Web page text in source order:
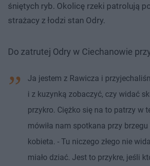
śniętych ryb. Okolicę rzeki patrolują
strażacy z łodzi stan Odry.
Do zatrutej Odry w Ciechanowie
Ja jestem z Rawicza i
i z kuzynką zobaczyć, czy widać
przykro. Ciężko się na to patrzy w
mówiła nam spotkana przy brzegu
kobieta. - Tu niczego złego nie
miało dziać. Jest to przykre, jeśli